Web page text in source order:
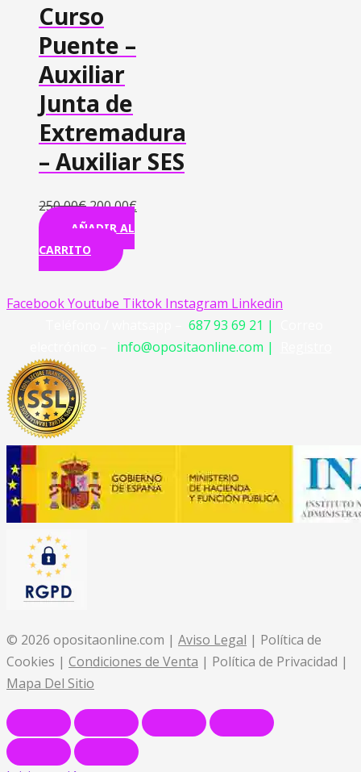
Curso
Puente –
Auxiliar
Junta de
Extremadura
– Auxiliar SES
250,00€200,00€
AÑADIR AL
CARRITO
FacebookYoutube Tiktok Instagram Linkedin
687 93 69 21 |
info@opositaonline.com |
© 2026 opositaonline.com | Aviso Legal | Política de
Cookies | Condiciones de Venta | Política de Privacidad |
Mapa Del Sitio